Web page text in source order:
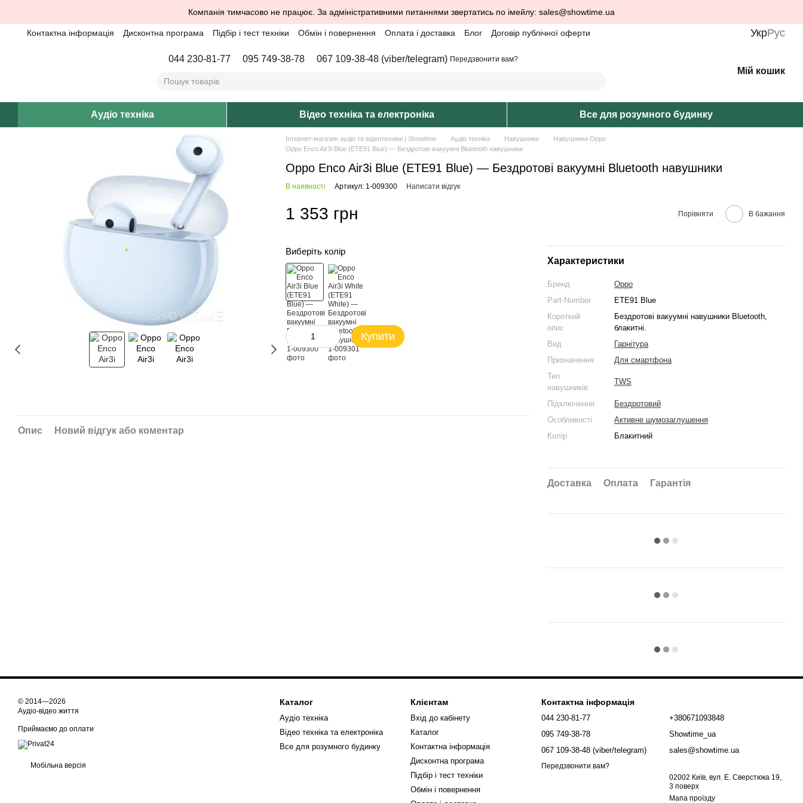
Компанія тимчасово не працює. За адміністративними питаннями звертатись по імейлу: sales@showtime.ua
Контактна інформація Дисконтна програма Підбір і тест техніки Обмін і повернення Оплата і доставка Блог Договір публічної оферти УкрРус
044 230-81-77 095 749-38-78 067 109-38-48 (viber/telegram) Передзвонити вам?
Мій кошик
Аудіо техніка Відео техніка та електроніка Все для розумного будинку
Інтернет-магазин аудіо та відеотехніки | Showtime Аудіо техніка Навушники
Навушники Oppo
Oppo Enco Air3i Blue (ETE91 Blue) — Бездротові вакуумні Bluetooth навушники
Oppo Enco Air3i Blue (ETE91 Blue) — Бездротові вакуумні Bluetooth навушники
В наявності Артикул: 1-009300 Написати відгук
1 353 грн Порівняти В бажання
Виберіть колір
Купити
Характеристики
Бренд
Oppo
Part-Number
ETE91 Blue
Короткий
опис
Бездротові вакуумні навушники Bluetooth,
блакитні.
Вид
Гарнітура
Призначення
Для смартфона
Тип
навушників
TWS
Підключення
Бездротовий
Особливості
Активне шумозаглушення
Колір
Блакитний
Доставка Оплата Гарантія
Опис Новий відгук або коментар
© 2014—2026
Аудіо-відео життя
Приймаємо до оплати
Мобільна версія
Каталог
Аудіо техніка
Відео техніка та електроніка
Все для розумного будинку
Клієнтам
Вхід до кабінету
Каталог
Контактна інформація
Дисконтна програма
Підбір і тест техніки
Обмін і повернення
Контактна інформація
044 230-81-77
095 749-38-78
067 109-38-48 (viber/telegram)
Передзвонити вам?
+380671093848
Showtime_ua
sales@showtime.ua
02002 Київ, вул. Е. Сверстюка 19,
3 поверх
Мапа проїзду